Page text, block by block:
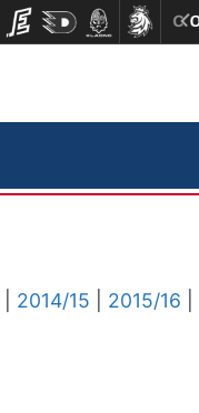
2014/15 2015/16